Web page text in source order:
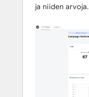
ja niiden arvoja.